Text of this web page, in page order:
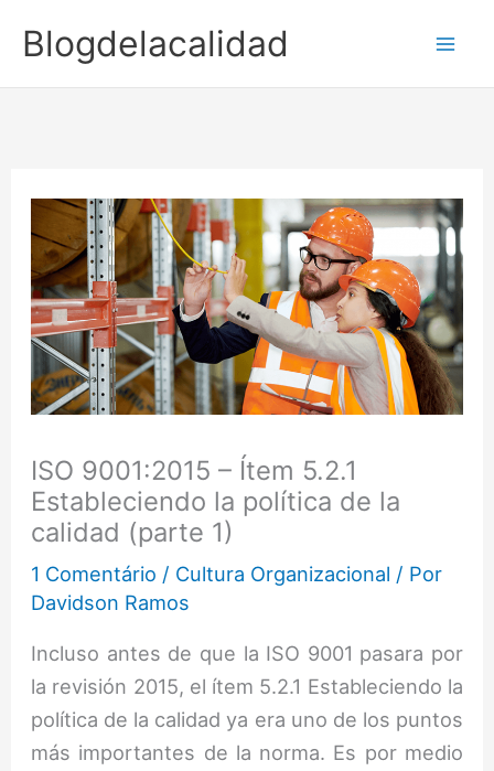
para
o
Blogdelacalidad
ISO 9001:2015 – Ítem 5.2.1
Estableciendo la política de la
calidad (parte 1)
1 Comentário / Cultura Organizacional / Por
Davidson Ramos
Incluso antes de que la ISO 9001 pasara por
la revisión 2015, el ítem 5.2.1 Estableciendo la
política de la calidad ya era uno de los puntos
más importantes de la norma. Es por medio